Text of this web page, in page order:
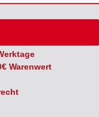
Warenwert